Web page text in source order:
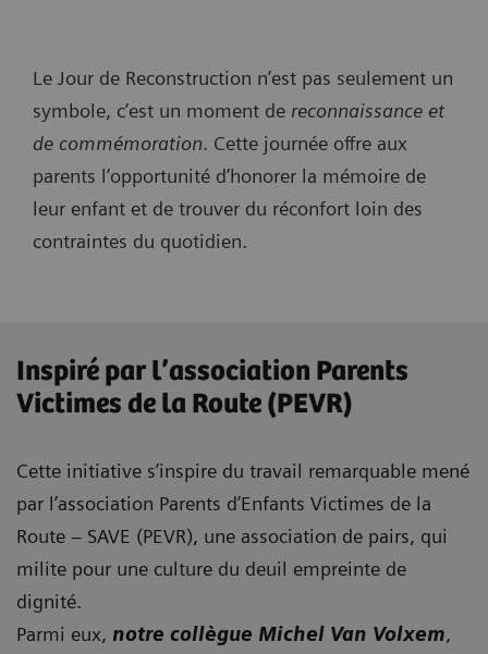
Le Jour de Reconstruction n’est pas seulement un
symbole, c’est un moment de reconnaissance et
de commémoration. Cette journée offre aux
parents l’opportunité d’honorer la mémoire de
leur enfant et de trouver du réconfort loin des
contraintes du quotidien.
Inspiré par l’association Parents
Victimes de la Route (PEVR)
Cette initiative s’inspire du travail remarquable mené
par l’association Parents d’Enfants Victimes de la
Route – SAVE (PEVR), une association de pairs, qui
milite pour une culture du deuil empreinte de
dignité.
Parmi eux, notre collègue Michel Van Volxem,